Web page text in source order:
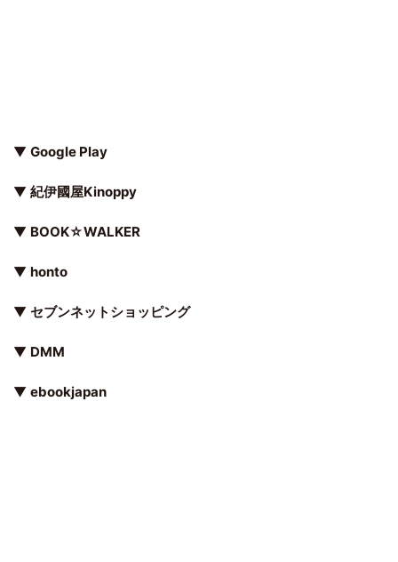
▼ Google Play
▼ 紀伊國屋Kinoppy
▼ BOOK☆WALKER
▼ honto
▼ セブンネットショッピング
▼ DMM
▼ ebookjapan